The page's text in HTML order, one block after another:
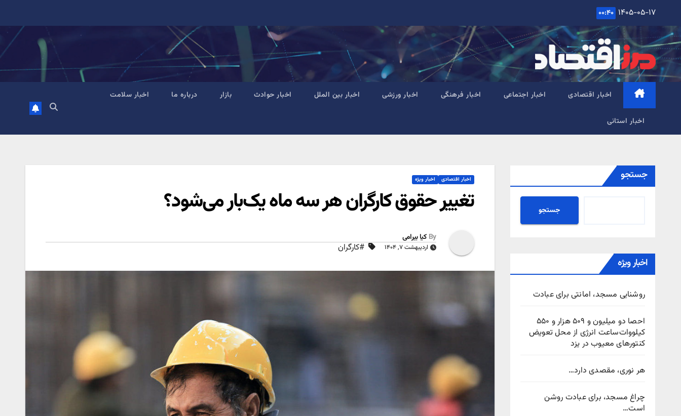
content
۱۴۰۵-۰۵-۱۷ ۰۰:۴۰
اخبار اقتصادی اخبار اجتماعی اخبار فرهنگی اخبار ورزشی اخبار بین الملل اخبار حوادث بازار درباره ما اخبار سلامت
اخبار استانی
جستجو
جستجو
اخبار ویژه
روشنایی مسجد، امانتی برای عبادت
احصا دو میلیون و ۵۰۹ هزار و ۵۵۰
کیلووات‌ساعت انرژی از محل تعویض
کنتورهای معیوب در یزد
هر نوری، مقصدی دارد…
چراغ مسجد، برای عبادت روشن
است…
اخبار اقتصادی اخبار ویژه
تغییر حقوق کارگران هر سه ماه یک‌بار می‌شود؟
By کیا بیرامی
اردیبهشت ۷, ۱۴۰۴ #کارگران